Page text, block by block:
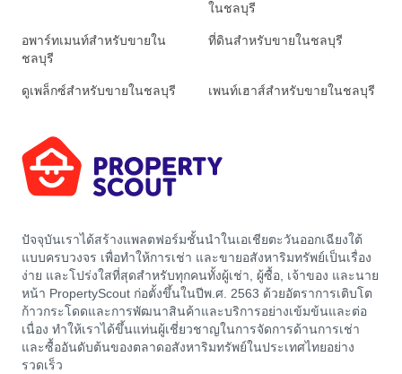
ในชลบุรี
อพาร์ทเมนท์สำหรับขายใน
ชลบุรี
ที่ดินสำหรับขายในชลบุรี
ดูเพล็กซ์สำหรับขายในชลบุรี เพนท์เฮาส์สำหรับขายในชลบุรี
ปัจจุบันเราได้สร้างแพลตฟอร์มชั้นนำในเอเชียตะวันออกเฉียงใต้
แบบครบวงจร เพื่อทำให้การเช่า และขายอสังหาริมทรัพย์เป็นเรื่อง
ง่าย และโปร่งใสที่สุดสำหรับทุกคนทั้งผู้เช่า, ผู้ซื้อ, เจ้าของ และนาย
หน้า PropertyScout ก่อตั้งขึ้นในปีพ.ศ. 2563 ด้วยอัตราการเติบโต
ก้าวกระโดดและการพัฒนาสินค้าและบริการอย่างเข้มข้นและต่อ
เนื่อง ทำให้เราได้ขึ้นแท่นผู้เชี่ยวชาญในการจัดการด้านการเช่า
และซื้ออันดับต้นของตลาดอสังหาริมทรัพย์ในประเทศไทยอย่าง
รวดเร็ว